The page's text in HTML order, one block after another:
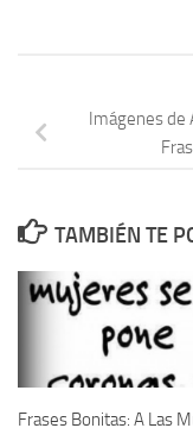
Imágenes de
TAMBIÉN TE
Frases Bonitas: A Las